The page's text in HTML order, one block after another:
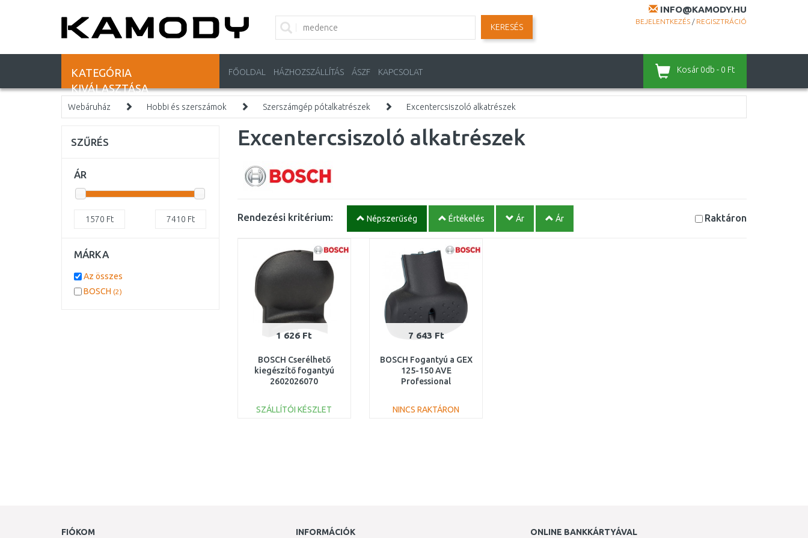
INFO@KAMODY.HU
BEJELENTKEZÉS / REGISZTRÁCIÓ
KERESÉS
KATEGÓRIA
KIVÁLASZTÁSA
FŐOLDAL HÁZHOZSZÁLLÍTÁS ÁSZF KAPCSOLAT Kosár 0db - 0 Ft
Webáruház Hobbi és szerszámok Szerszámgép pótalkatrészek Excentercsiszoló alkatrészek
Excentercsiszoló alkatrészek
Rendezési kritérium: Népszerűség Értékelés Ár Ár Raktáron
1 626 Ft
BOSCH Cserélhető
kiegészítő fogantyú
2602026070
SZÁLLÍTÓI KÉSZLET
7 643 Ft
BOSCH Fogantyú a GEX
125-150 AVE
Professional
2602026177
NINCS RAKTÁRON
SZŰRÉS
ÁR
1570 Ft 7410 Ft
MÁRKA
Az összes
BOSCH (2)
FIÓKOM INFORMÁCIÓK ONLINE BANKKÁRTYÁVAL